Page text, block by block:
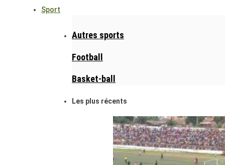
Sport
Autres sports
Football
Basket-ball
Les plus récents